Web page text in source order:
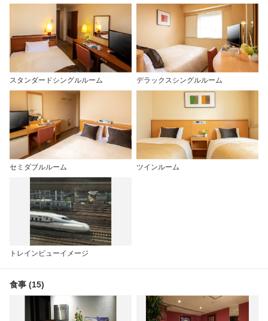
スタンダードシングルルーム デラックスシングルルーム
セミダブルルーム ツインルーム
トレインビューイメージ
食事 (15)